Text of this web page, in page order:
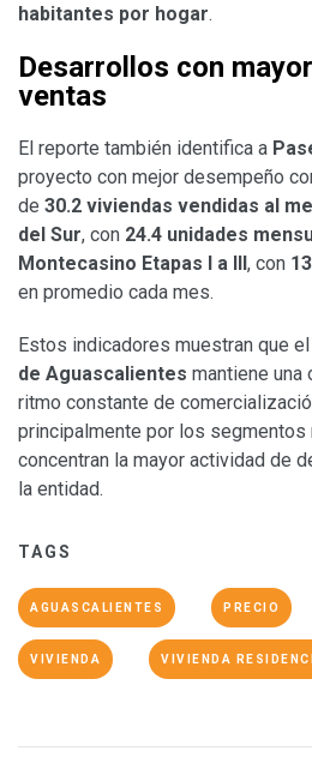
habitantes por hogar.
Desarrollos con
ventas
El reporte también identifica a
proyecto con mejor desempeño
de 30.2 viviendas vendidas al
del Sur, con 24.4 unidades
Montecasino Etapas I a III, con
en promedio cada mes.
Estos indicadores muestran que el
de Aguascalientes mantiene una
ritmo constante de
principalmente por los segmentos
concentran la mayor actividad de
la entidad.
TAGS
AGUASCALIENTES PRECIO
VIVIENDA VIVIENDA